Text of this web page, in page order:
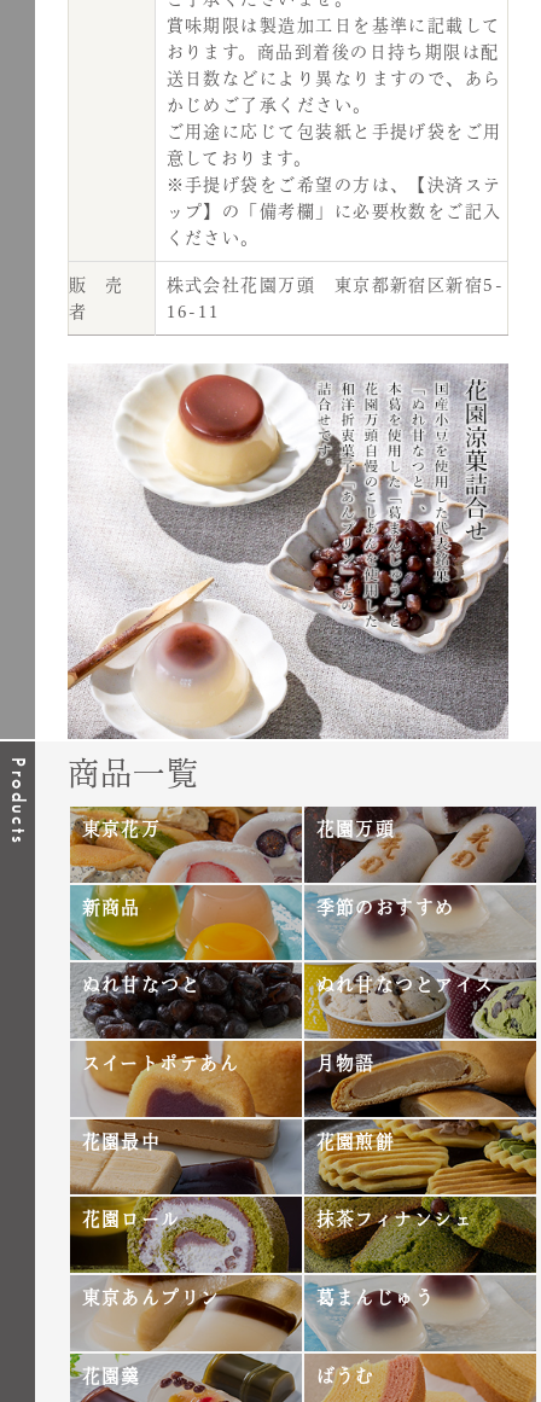
Products 商品一覧
東京花万 花園万頭
新商品 季節のおすすめ
ぬれ甘なつと ぬれ甘なつとアイス
スイートポテあん 月物語
花園最中 花園煎餅
花園ロール 抹茶フィナンシェ
東京あんプリン 葛まんじゅう
花園羹 ばうむ
賞味期限は製造加工日を基準に記載して
おります。商品到着後の日持ち期限は配
送日数などにより異なりますので、あら
かじめご了承ください。
ご用途に応じて包装紙と手提げ袋をご用
意しております。
※手提げ袋をご希望の方は、【決済ステ
ップ】の「備考欄」に必要枚数をご記入
ください。
販 売
者
株式会社花園万頭 東京都新宿区新宿5-
16-11